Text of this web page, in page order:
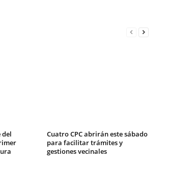
del
Cuatro CPC abrirán este sábado
para facilitar trámites y
gestiones vecinales